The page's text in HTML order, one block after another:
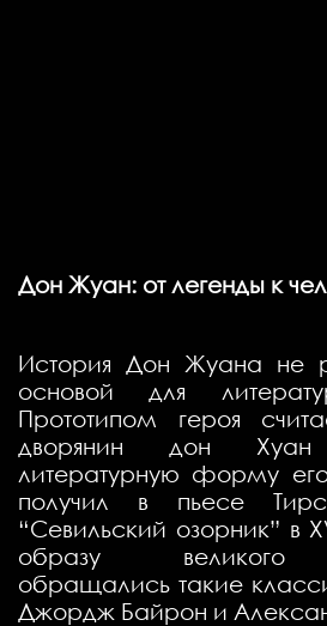
Дон Жуан: от легенды к
История Дон Жуана не
основой для
Прототипом героя
дворянин дон
литературную форму
получил в пьесе
“Севильский озорник” в
образу великого
обращались такие
Джордж Байрон и